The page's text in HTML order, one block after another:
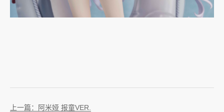
上一篇：阿米娅 报童VER.